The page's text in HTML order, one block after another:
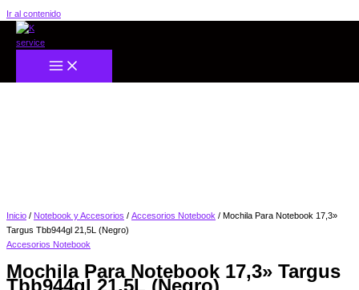
Ir al contenido
Inicio / Notebook y Accesorios / Accesorios Notebook / Mochila Para Notebook 17,3»
Targus Tbb944gl 21,5L (Negro)
Accesorios Notebook
Mochila Para Notebook 17,3» Targus